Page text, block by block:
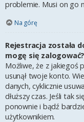
problemie. Musi on go
Na górę
Rejestracja została
mogę się
Możliwe, że z jakiegoś
usunął twoje konto.
danych, cyklicznie
dłuższy czas. Jeśli tak
ponownie i bądź
użytkownikiem.